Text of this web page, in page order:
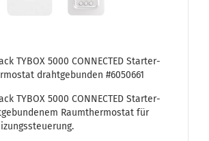
TYBOX 5000 CON­NEC­TED Star­ter­
draht­ge­bun­den #6050661
TYBOX 5000 CON­NEC­TED Star­ter­
Raum­ther­mo­stat für